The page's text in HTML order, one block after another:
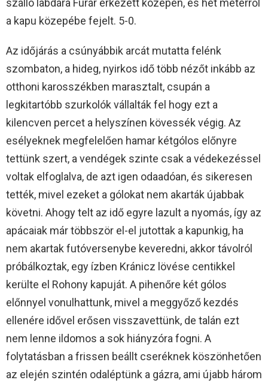
szálló labdára Furár érkezett középen, és hét méterről
a kapu közepébe fejelt. 5-0.
Az időjárás a csúnyábbik arcát mutatta felénk
szombaton, a hideg, nyirkos idő több nézőt inkább az
otthoni karosszékben marasztalt, csupán a
legkitartóbb szurkolók vállalták fel hogy ezt a
kilencven percet a helyszínen kövessék végig. Az
esélyeknek megfelelően hamar kétgólos előnyre
tettünk szert, a vendégek szinte csak a védekezéssel
voltak elfoglalva, de azt igen odaadóan, és sikeresen
tették, mivel ezeket a gólokat nem akarták újabbak
követni. Ahogy telt az idő egyre lazult a nyomás, így az
apácaiak már többször el-el jutottak a kapunkig, ha
nem akartak futóversenybe keveredni, akkor távolról
próbálkoztak, egy ízben Kránicz lövése centikkel
kerülte el Rohony kapuját. A pihenőre két gólos
előnnyel vonulhattunk, mivel a meggyőző kezdés
ellenére idővel erősen visszavettünk, de talán ezt
nem lenne ildomos a sok hiányzóra fogni. A
folytatásban a frissen beállt cseréknek köszönhetően
az elején szintén odaléptünk a gázra, ami újabb három